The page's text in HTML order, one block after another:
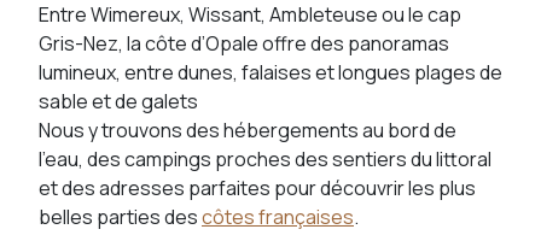
Entre Wimereux, Wissant, Ambleteuse ou le cap
Gris-Nez, la côte d’Opale offre des panoramas
lumineux, entre dunes, falaises et longues plages de
sable et de galets
Nous y trouvons des hébergements au bord de
l’eau, des campings proches des sentiers du littoral
et des adresses parfaites pour découvrir les plus
belles parties descôtes françaises.